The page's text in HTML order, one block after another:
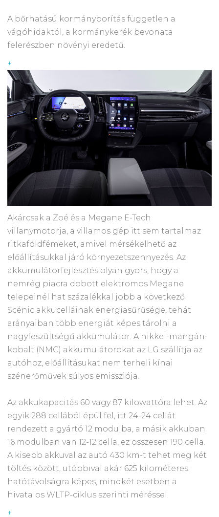
A bőrhatású kormányborítás független a
vágóhidaktól, a kormánykerék bevonata
felerészben növényi eredetű.
+
Akárcsak a Zoé és a Megane E-Tech
villanymotorja, a villamos gép itt sem tartalmaz
ritkaföldfémeket, amivel mérsékelhető az
előállításukkal járó környezetszennyezés. Az
akkumulátorfejlesztés olyan gyors, hogy a
nemrég piacra dobott elektromos Megane
telepeinél hat százalékkal jobb a következő
Scénic akkucelláinak energiasűrűsége, tehát
arányaiban több energiát képes tárolni a
nagyfeszültségű akkumulátor. A nikkel-mangán-
kobalt (NMC) akkumulátorokat az LG szállítja az
autóhoz, előállításukat nem terheli kínai
szénerőművek súlyos emissziója.
Az akkukapacitás 60 vagy 87 kilowattóra lehet. Az
egyik 288 cellából épül fel, itt 24-24 cellát
rendezett a gyártó 12 modulba, a másik akkuban
16 modulban van 12-12 cella, ez összesen 190 cella.
A kisebb akkuval az autó 430 km-t tehet meg két
töltés között, utóbbival akár 625 kilométeres
hatótávolságra képes, mindkét esetben a
hivatalos WLTP-ciklus szerinti méréssel.
+